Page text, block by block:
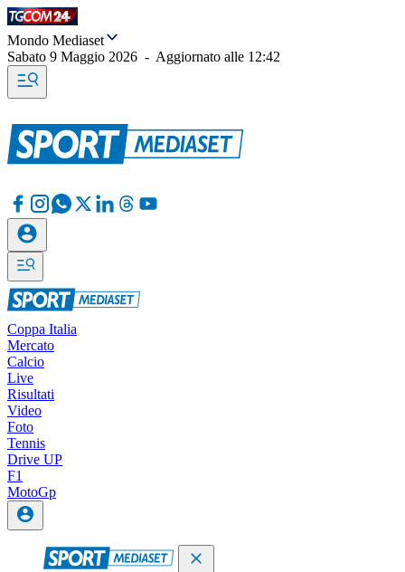
Mondo Mediaset
Sabato 9 Maggio 2026 - Aggiornato alle 12:42
Coppa Italia
Mercato
Calcio
Live
Risultati
Video
Foto
Tennis
Drive UP
F1
MotoGp